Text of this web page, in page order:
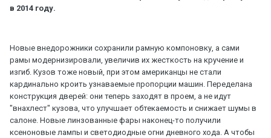
в 2014 году.
Новые внедорожники сохранили рамную компоновку, а сами
рамы модернизировали, увеличив их жесткость на кручение и
изгиб. Кузов тоже новый, при этом американцы не стали
кардинально кроить узнаваемые пропорции машин. Переделана
конструкция дверей: они теперь заходят в проем, а не идут
"внахлест" кузова, что улучшает обтекаемость и снижает шумы в
салоне. Новые линзованные фары наконец-то получили
ксеноновые лампы и светодиодные огни дневного хода. А чтобы